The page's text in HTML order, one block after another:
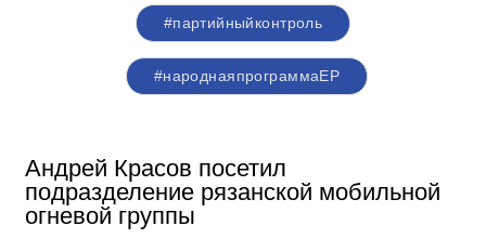
#партийныйконтроль
#народнаяпрограммаЕР
Андрей Красов посетил
подразделение рязанской мобильной
огневой группы